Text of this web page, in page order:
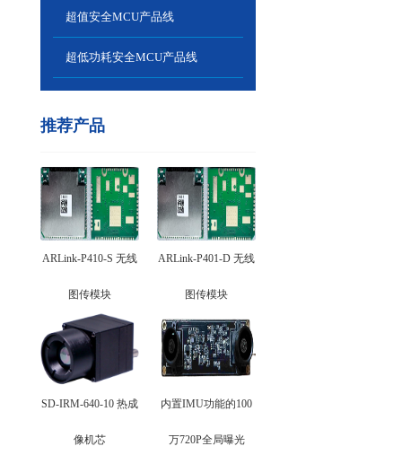
超值安全MCU产品线
超低功耗安全MCU产品线
推荐产品
ARLink-P410-S 无线
图传模块
ARLink-P401-D 无线
图传模块
SD-IRM-640-10 热成
像机芯
内置IMU功能的100
万720P全局曝光